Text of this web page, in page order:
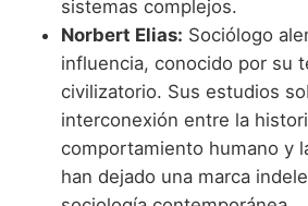
sistemas complejos.
Norbert Elias: Sociólogo
influencia, conocido por su
civilizatorio. Sus estudios
interconexión entre la
comportamiento humano y
han dejado una marca